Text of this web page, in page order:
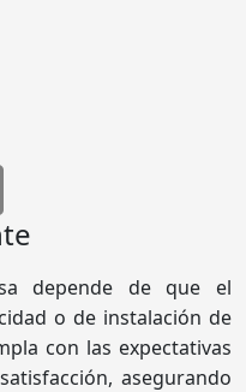
depende de que el
o de instalación de
con las expectativas
asegurando